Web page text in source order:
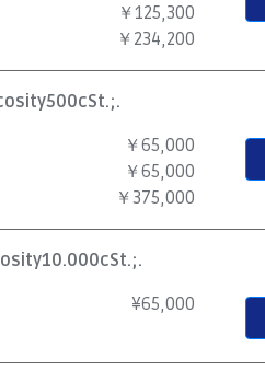
￥125,300
￥234,200
￥65,000
￥65,000
￥375,000
¥65,000